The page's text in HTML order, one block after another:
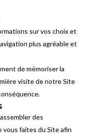
sur vos choix et
plus agréable et
de mémoriser la
visite de notre Site
des
vous faites du Site afin